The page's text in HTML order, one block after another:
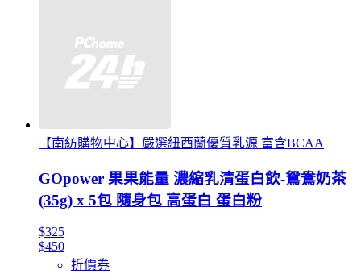
【南紡購物中心】嚴選紐西蘭優質乳源 富含BCAA
GOpower 果果能量 濃縮乳清蛋白飲-鴛鴦奶茶
(35g) x 5包 隨身包 高蛋白 蛋白粉
$325
$450
折價券